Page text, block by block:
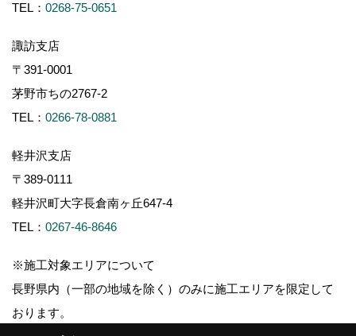
TEL： 0268-75-0651
諏訪支店
〒391-0001
茅野市ちの2767-2
TEL： 0266-78-0881
軽井沢支店
〒389-0111
軽井沢町大字長倉南ヶ丘647-4
TEL： 0267-46-8646
※施工対象エリアについて
長野県内（一部の地域を除く）のみに施工エリアを限定して
おります。